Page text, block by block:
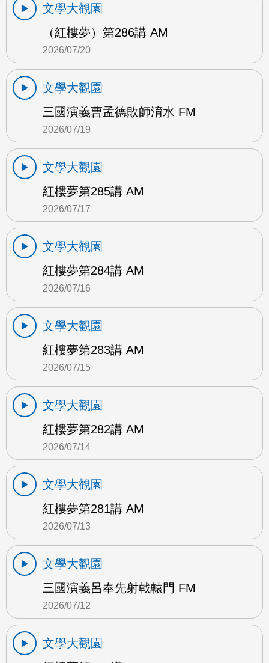
文學大觀園
（紅樓夢）第286講 AM
2026/07/20
文學大觀園
三國演義曹孟德敗師淯水 FM
2026/07/19
文學大觀園
紅樓夢第285講 AM
2026/07/17
文學大觀園
紅樓夢第284講 AM
2026/07/16
文學大觀園
紅樓夢第283講 AM
2026/07/15
文學大觀園
紅樓夢第282講 AM
2026/07/14
文學大觀園
紅樓夢第281講 AM
2026/07/13
文學大觀園
三國演義呂奉先射戟轅門 FM
2026/07/12
文學大觀園